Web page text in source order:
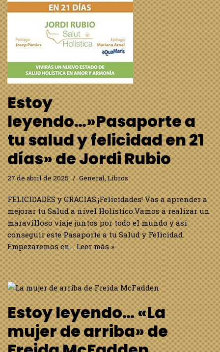
Estoy
leyendo…»Pasaporte a
tu salud y felicidad en 21
días» de Jordi Rubio
27 de abril de 2025 General,Libros
FELICIDADES y GRACIAS.¡Felicidades! Vas a aprender a
mejorar tu Salud a nivel Holístico.Vamos a realizar un
maravilloso viaje juntos por todo el mundo y así
conseguir este Pasaporte a tu Salud y Felicidad.
Empezaremos en…Leer más »
Estoy leyendo… «La
mujer de arriba» de